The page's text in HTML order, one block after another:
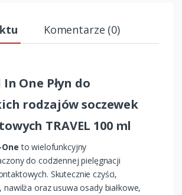
Komentarze (0)
One Płyn do
rodzajów soczewek
TRAVEL 100 ml
to wielofunkcyjny
do codziennej pielęgnacji
Skutecznie czyści,
nawilża oraz usuwa osady białkowe,